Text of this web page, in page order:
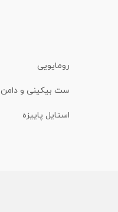
رومایویی
ست بیکینی و دامن
استایل پاییزه